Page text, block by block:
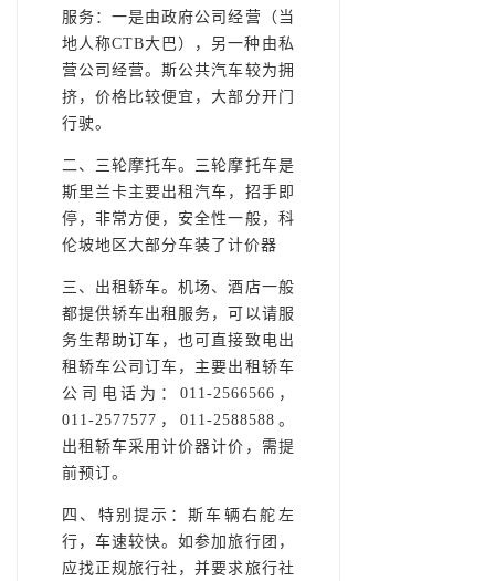
服务：一是由政府公司经营（当
地人称CTB大巴），另一种由私
营公司经营。斯公共汽车较为拥
挤，价格比较便宜，大部分开门
行驶。
二、三轮摩托车。三轮摩托车是
斯里兰卡主要出租汽车，招手即
停，非常方便，安全性一般，科
伦坡地区大部分车装了计价器
三、出租轿车。机场、酒店一般
都提供轿车出租服务，可以请服
务生帮助订车，也可直接致电出
租轿车公司订车，主要出租轿车
公司电话为：011-2566566，
011-2577577，011-2588588。
出租轿车采用计价器计价，需提
前预订。
四、特别提示：斯车辆右舵左
行，车速较快。如参加旅行团，
应找正规旅行社，并要求旅行社